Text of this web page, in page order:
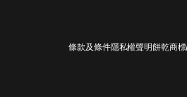
條款及條件隱私權聲明餅乾商標